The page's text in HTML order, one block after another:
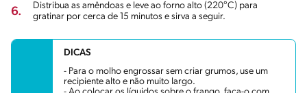
6.
Distribua as amêndoas e leve ao forno alto (220°C) para
gratinar por cerca de 15 minutos e sirva a seguir.
DICAS
- Para o molho engrossar sem criar grumos, use um
recipiente alto e não muito largo.